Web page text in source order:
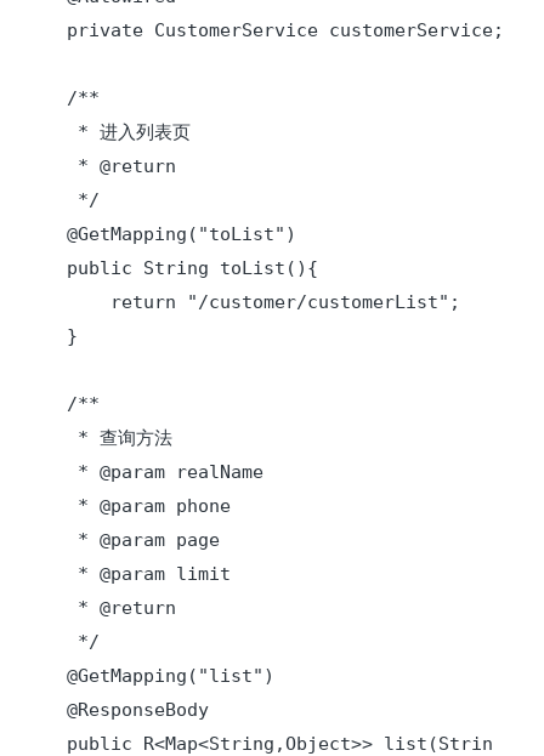
private CustomerService customerService;
/**
* 进入列表页
* @return
*/
@GetMapping("toList")
public String toList(){
return "/customer/customerList";
}
/**
* 查询方法
* @param realName
* @param phone
* @param page
* @param limit
* @return
*/
@GetMapping("list")
@ResponseBody
public R<Map<String,Object>> list(Strin